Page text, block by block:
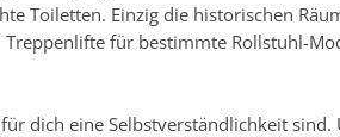
Toiletten. Einzig die historischen
für bestimmte Rollstuhl-
dich eine Selbstverständlichkeit sind.